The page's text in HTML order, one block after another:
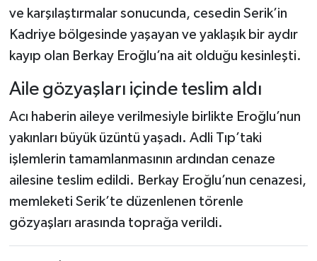
ve karşılaştırmalar sonucunda, cesedin Serik’in
Kadriye bölgesinde yaşayan ve yaklaşık bir aydır
kayıp olan Berkay Eroğlu’na ait olduğu kesinleşti.
Aile gözyaşları içinde teslim aldı
Acı haberin aileye verilmesiyle birlikte Eroğlu’nun
yakınları büyük üzüntü yaşadı. Adli Tıp’taki
işlemlerin tamamlanmasının ardından cenaze
ailesine teslim edildi. Berkay Eroğlu’nun cenazesi,
memleketi Serik’te düzenlenen törenle
gözyaşları arasında toprağa verildi.